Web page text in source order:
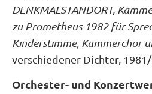
DENKMALSTANDORT,
zu Prometheus 1982 für
Kinderstimme, Kammerchor
verschiedener Dichter,
Orchester- und